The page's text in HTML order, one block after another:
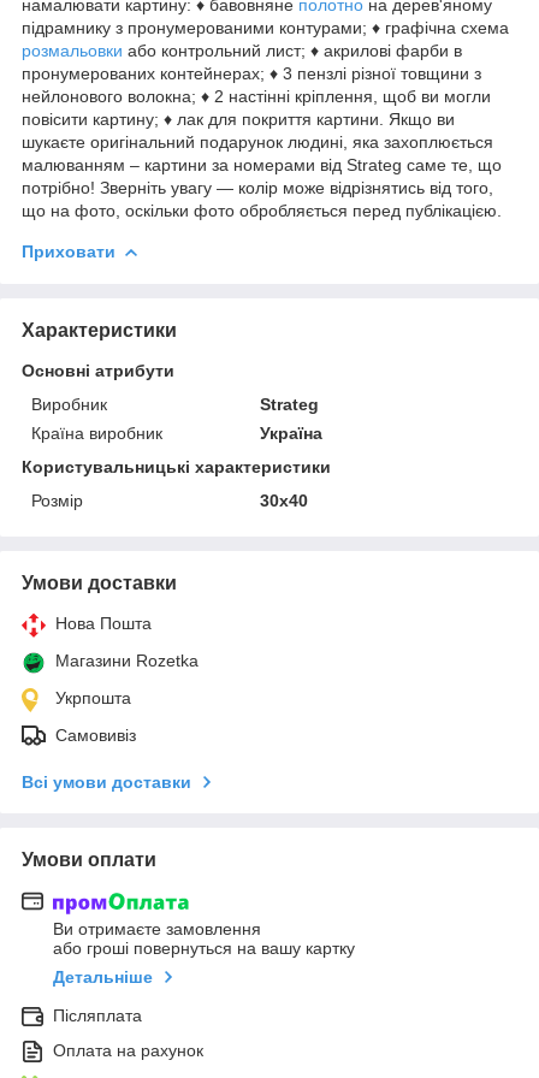
намалювати картину: ♦ бавовняне полотно на дерев'яному
підрамнику з пронумерованими контурами; ♦ графічна схема
розмальовки або контрольний лист; ♦ акрилові фарби в
пронумерованих контейнерах; ♦ 3 пензлі різної товщини з
нейлонового волокна; ♦ 2 настінні кріплення, щоб ви могли
повісити картину; ♦ лак для покриття картини. Якщо ви
шукаєте оригінальний подарунок людині, яка захоплюється
малюванням – картини за номерами від Strateg саме те, що
потрібно! Зверніть увагу — колір може відрізнятись від того,
що на фото, оскільки фото обробляється перед публікацією.
Приховати
Характеристики
Основні атрибути
Виробник
Strateg
Країна виробник
Україна
Користувальницькі характеристики
Розмір
30x40
Умови доставки
Нова Пошта
Магазини Rozetka
Укрпошта
Самовивіз
Всі умови доставки
Умови оплати
Ви отримаєте замовлення
або гроші повернуться на вашу картку
Детальніше
Післяплата
Оплата на рахунок